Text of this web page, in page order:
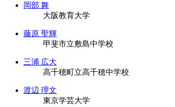
岡部 舞
大阪教育大学
藤原 聖輝
甲斐市立敷島中学校
三浦 広大
高千穂町立高千穂中学校
渡辺 理文
東京学芸大学